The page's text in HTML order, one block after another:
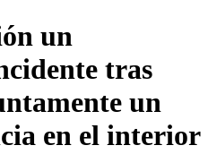
un
tras
un
en el interior